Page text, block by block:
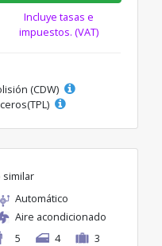
Incluye tasas e
impuestos. (VAT)
(CDW)
similar
Automático
Aire acondicionado
5
4 3